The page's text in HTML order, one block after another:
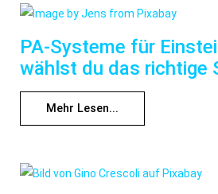
PA-Systeme für
wählst du das richtige
Mehr Lesen...